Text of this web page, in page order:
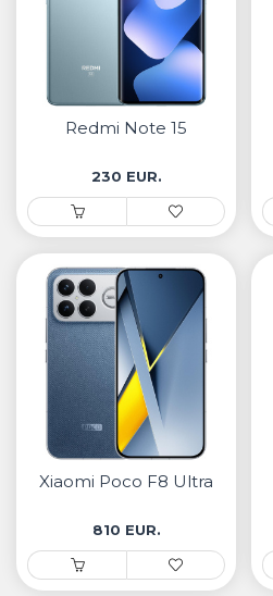
Redmi Note 15
230 EUR.
Xiaomi Poco F8 Ultra
810 EUR.